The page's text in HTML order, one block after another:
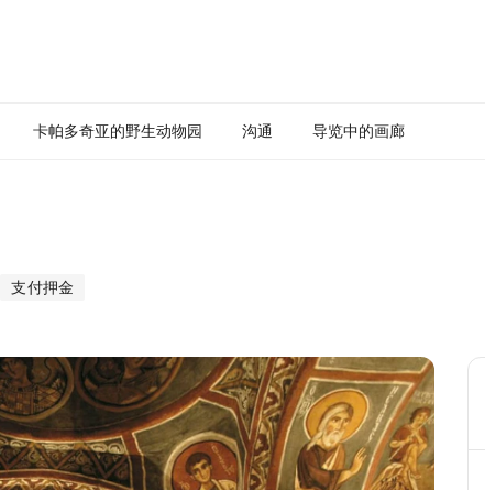
卡帕多奇亚的野生动物园 沟通 导览中的画廊
支付押金